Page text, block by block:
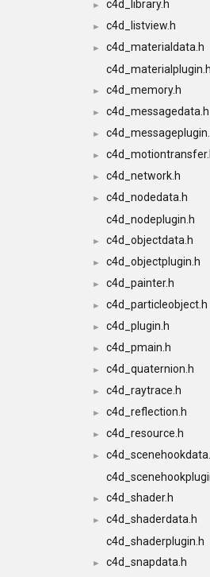
► c4d_library.h
► c4d_listview.h
►
c4d_materialdata.h
c4d_materialplugin.h
► c4d_memory.h
► c4d_messagedata.h
►
►
► c4d_network.h
►
c4d_nodedata.h
c4d_nodeplugin.h
► c4d_objectdata.h
► c4d_objectplugin.h
► c4d_painter.h
► c4d_particleobject.h
► c4d_plugin.h
► c4d_pmain.h
► c4d_quaternion.h
► c4d_raytrace.h
► c4d_reflection.h
► c4d_resource.h
►
► c4d_shader.h
►
c4d_shaderdata.h
c4d_shaderplugin.h
►
c4d_snapdata.h